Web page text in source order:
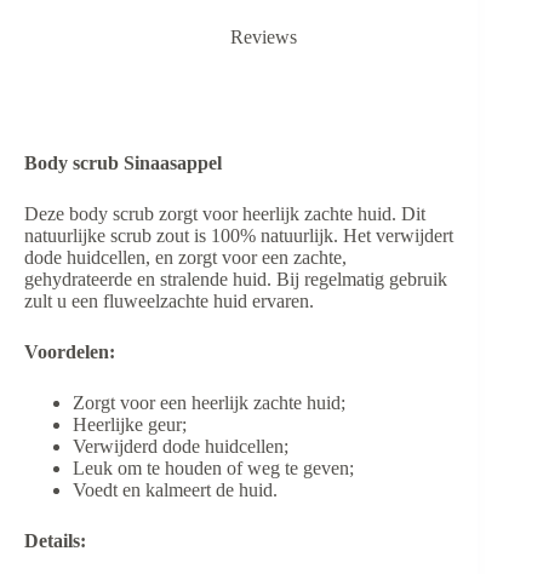
Reviews
Body scrub Sinaasappel
Deze body scrub zorgt voor heerlijk zachte huid. Dit
natuurlijke scrub zout is 100% natuurlijk. Het verwijdert
dode huidcellen, en zorgt voor een zachte,
gehydrateerde en stralende huid. Bij regelmatig gebruik
zult u een fluweelzachte huid ervaren.
Voordelen:
Zorgt voor een heerlijk zachte huid;
Heerlijke geur;
Verwijderd dode huidcellen;
Leuk om te houden of weg te geven;
Voedt en kalmeert de huid.
Details: